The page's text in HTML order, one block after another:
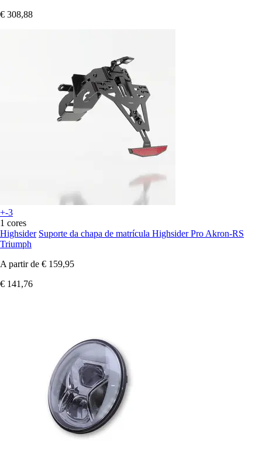
€ 308,88
+-3
1 cores
Highsider Suporte da chapa de matrícula Highsider Pro Akron-RS
Triumph
A partir de € 159,95
€ 141,76